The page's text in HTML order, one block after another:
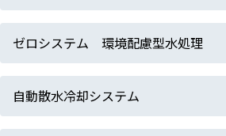
ゼロシステム 環境配慮型水処理
自動散水冷却システム